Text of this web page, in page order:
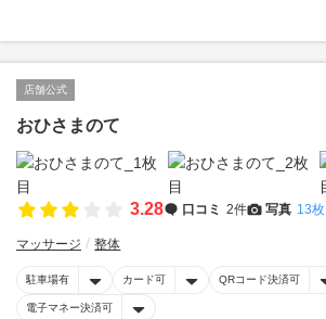
店舗公式
おひさまのて
3.28 口コミ 2件 写真 13枚
マッサージ 整体
駐車場有 カード可 QRコード決済可
電子マネー決済可